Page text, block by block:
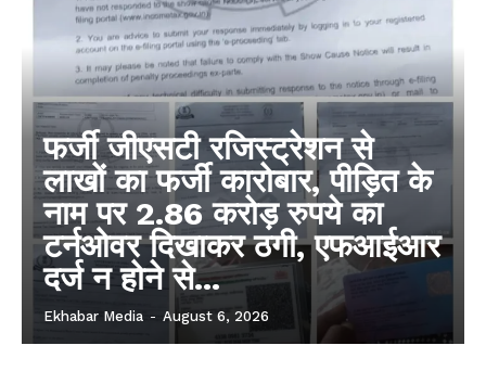
फर्जी जीएसटी रजिस्ट्रेशन से
लाखों का फर्जी कारोबार, पीड़ित के
नाम पर 2.86 करोड़ रुपये का
टर्नओवर दिखाकर ठगी, एफआईआर
दर्ज न होने से...
Ekhabar Media - August 6, 2026